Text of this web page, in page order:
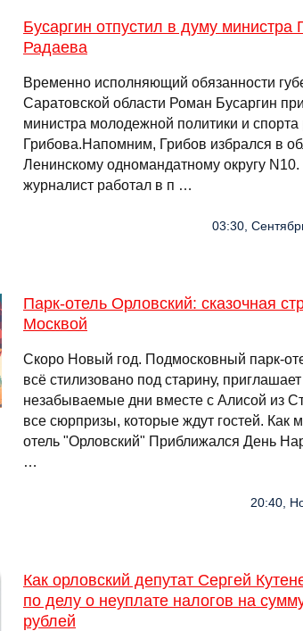
Бусаргин отпустил в думу министра
Радаева
Временно исполняющий обязанности
Саратовской области Роман Бусаргин
министра молодежной политики и
Грибова.Напомним, Грибов избрался в
Ленинскому одномандатному округу
журналист работал в п …
03:30,
Парк-отель Орловский: сказочная
Москвой
Скоро Новый год. Подмосковный парк-
всё стилизовано под старину,
незабываемые дни вместе с Алисой из
все сюрпризы, которые ждут гостей. Как
отель "Орловский" Приближался День
…
20:40,
Как орловский депутат Сергей
по делу о неуплате налогов на
рублей